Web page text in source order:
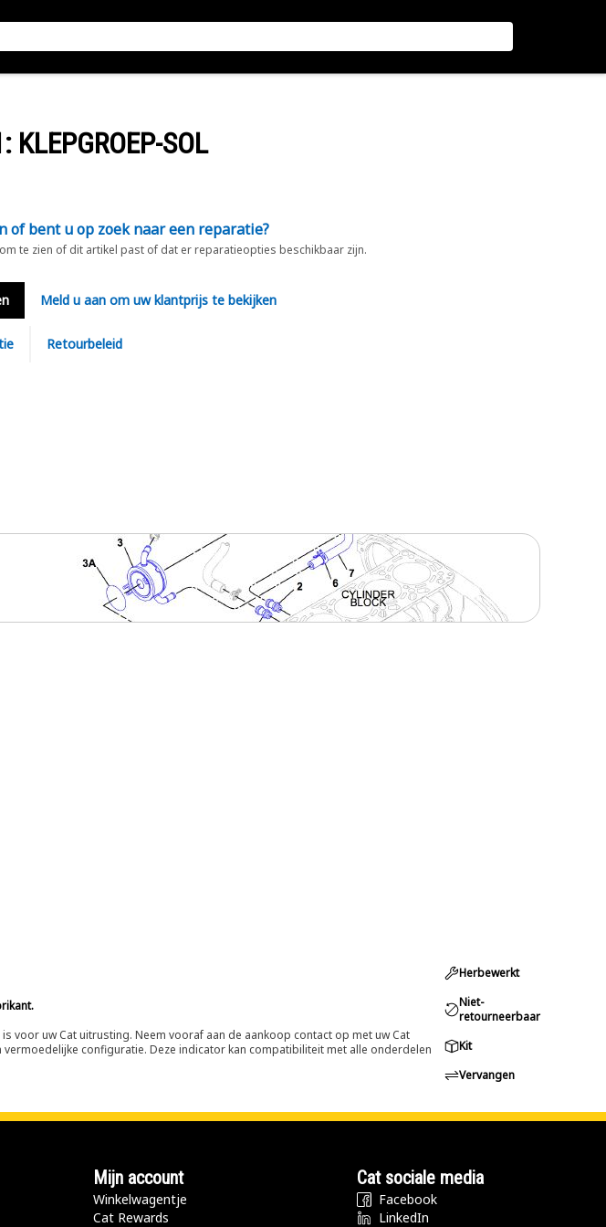
: KLEPGROEP-SOL
of bent u op zoek naar een reparatie?
te zien of dit artikel past of dat er reparatieopties beschikbaar zijn.
Meld u aan om uw klantprijs te bekijken
Retourbeleid
voor uw Cat uitrusting. Neem vooraf aan de aankoop contact op met uw Cat
configuratie. Deze indicator kan compatibiliteit met alle onderdelen
Herbewerkt
Niet-
retourneerbaar
Kit
Vervangen
Mijn account
Winkelwagentje
Cat Rewards
Cat sociale media
Facebook
LinkedIn